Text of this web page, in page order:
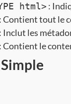
html> :
: Contient tout le
: Inclut les
: Contient le